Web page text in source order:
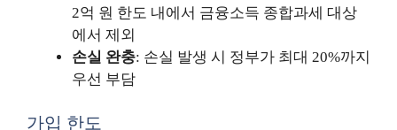
2억 원 한도 내에서 금융소득 종합과세 대상
에서 제외
손실 완충: 손실 발생 시 정부가 최대 20%까지
우선 부담
가입 한도